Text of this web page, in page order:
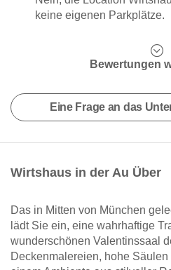
keine eigenen Parkplätze.
Bewertungen
Eine Frage an das
Wirtshaus in der Au Über
Das in Mitten von München
lädt Sie ein, eine wahrhaftige
wunderschönen Valentinssaal
Deckenmalereien, hohe